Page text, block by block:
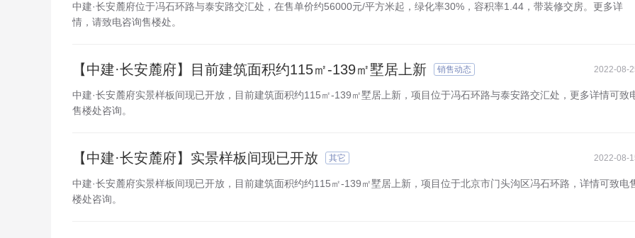
中建·长安麓府位于冯石环路与泰安路交汇处，在售单价约56000元/平方米起，绿化率30%，容积率1.44，带装修交房。更多详
情，请致电咨询售楼处。
【中建·长安麓府】目前建筑面积约115㎡-139㎡墅居上新 销售动态 2022-08-
中建·长安麓府实景样板间现已开放，目前建筑面积约115㎡-139㎡墅居上新，项目位于冯石环路与泰安路交汇处，更多详情可致
售楼处咨询。
【中建·长安麓府】实景样板间现已开放 其它 2022-08-
中建·长安麓府实景样板间现已开放，目前建筑面积约约115㎡-139㎡墅居上新，项目位于北京市门头沟区冯石环路，详情可致电
楼处咨询。